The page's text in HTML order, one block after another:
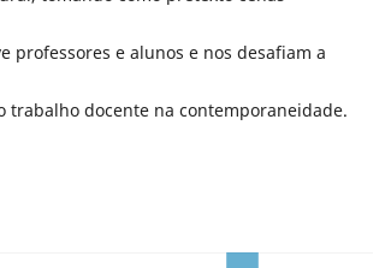
professores e alunos e nos desafiam a
trabalho docente na contemporaneidade.